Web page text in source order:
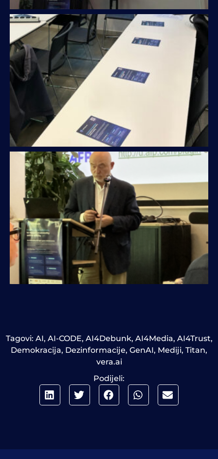
Tagovi: AI, AI-CODE, AI4Debunk, AI4Media, AI4Trust,
Demokracija, Dezinformacije, GenAI, Mediji, Titan,
vera.ai
Podijeli: